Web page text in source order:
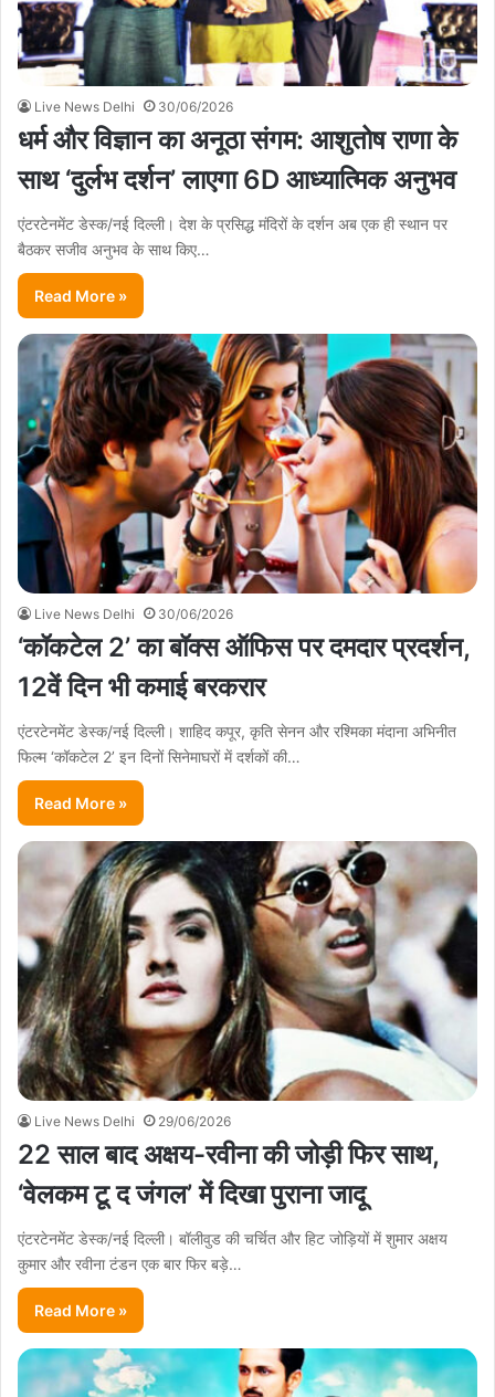
Live News Delhi 30/06/2026
धर्म और विज्ञान का अनूठा संगम: आशुतोष राणा के
साथ ‘दुर्लभ दर्शन’ लाएगा 6D आध्यात्मिक अनुभव
एंटरटेनमेंट डेस्क/नई दिल्ली। देश के प्रसिद्ध मंदिरों के दर्शन अब एक ही स्थान पर
बैठकर सजीव अनुभव के साथ किए…
Read More »
Live News Delhi 30/06/2026
‘कॉकटेल 2’ का बॉक्स ऑफिस पर दमदार प्रदर्शन,
12वें दिन भी कमाई बरकरार
एंटरटेनमेंट डेस्क/नई दिल्ली। शाहिद कपूर, कृति सेनन और रश्मिका मंदाना अभिनीत
फिल्म ‘कॉकटेल 2’ इन दिनों सिनेमाघरों में दर्शकों की…
Read More »
Live News Delhi 29/06/2026
22 साल बाद अक्षय-रवीना की जोड़ी फिर साथ,
‘वेलकम टू द जंगल’ में दिखा पुराना जादू
एंटरटेनमेंट डेस्क/नई दिल्ली। बॉलीवुड की चर्चित और हिट जोड़ियों में शुमार अक्षय
कुमार और रवीना टंडन एक बार फिर बड़े…
Read More »